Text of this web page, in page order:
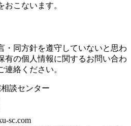
こないます。
・同方針を遵守していないと思わ
有の個人情報に関するお問い合わ
絡ください。
談センター
sc.com